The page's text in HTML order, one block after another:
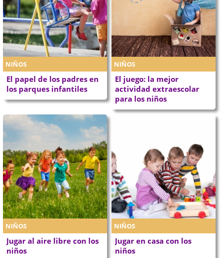
NIÑOS
El papel de los padres en
los parques infantiles
NIÑOS
El juego: la mejor
actividad extraescolar
para los niños
NIÑOS
Jugar al aire libre con los
niños
NIÑOS
Jugar en casa con los
niños